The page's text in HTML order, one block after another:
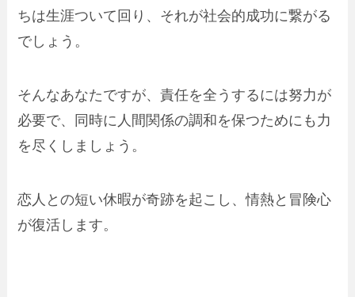
ちは生涯ついて回り、それが社会的成功に繋がる
でしょう。
そんなあなたですが、責任を全うするには努力が
必要で、同時に人間関係の調和を保つためにも力
を尽くしましょう。
恋人との短い休暇が奇跡を起こし、情熱と冒険心
が復活します。